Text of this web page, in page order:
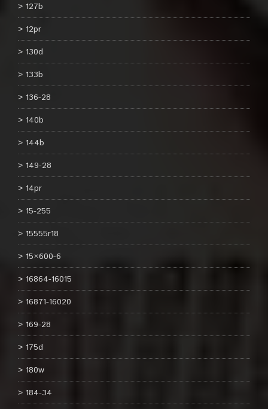
127b
12pr
130d
133b
136-28
140b
144b
149-28
14pr
15-255
15555r18
15×600-6
16864-16015
16871-16020
169-28
175d
180w
184-34